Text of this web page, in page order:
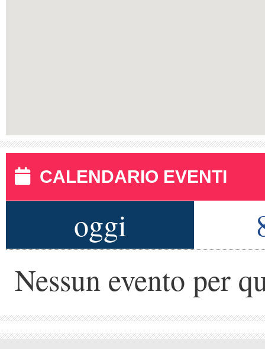
CALENDARIO EVENTI
oggi
Nessun evento per